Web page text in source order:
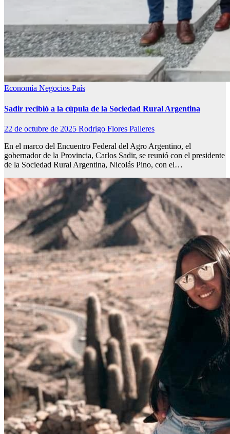
Economía Negocios País
Sadir recibió a la cúpula de la Sociedad Rural Argentina
22 de octubre de 2025 Rodrigo Flores Palleres
En el marco del Encuentro Federal del Agro Argentino, el
gobernador de la Provincia, Carlos Sadir, se reunió con el presidente
de la Sociedad Rural Argentina, Nicolás Pino, con el…